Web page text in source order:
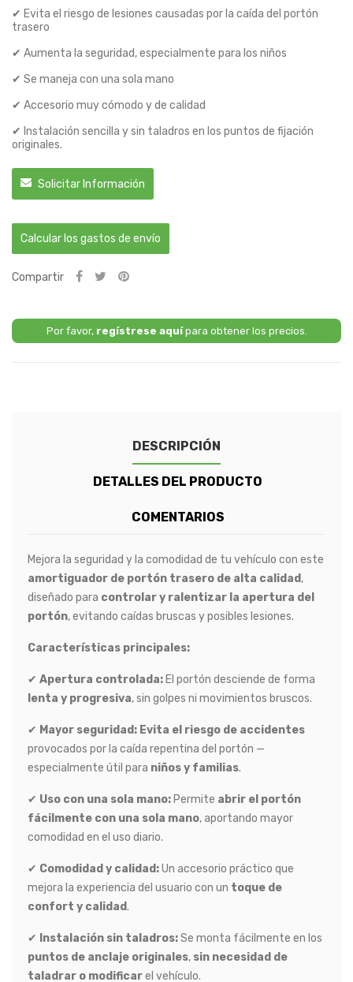
✔ Evita el riesgo de lesiones causadas por la caída del portón
trasero
✔ Aumenta la seguridad, especialmente para los niños
✔ Se maneja con una sola mano
✔ Accesorio muy cómodo y de calidad
✔ Instalación sencilla y sin taladros en los puntos de fijación
originales.
Solicitar Información
Calcular los gastos de envío
Compartir
Por favor, regístrese aquípara obtener los precios.
DESCRIPCIÓN
DETALLES DEL PRODUCTO
COMENTARIOS
Mejora la seguridad y la comodidad de tu vehículo con este
amortiguador de portón trasero de alta calidad ,
diseñado para controlar y ralentizar la apertura del
portón, evitando caídas bruscas y posibles lesiones.
Características principales:
✔ Apertura controlada: El portón desciende de forma
lenta y progresiva, sin golpes ni movimientos bruscos.
✔ Mayor seguridad: Evita el riesgo de accidentes
provocados por la caída repentina del portón —
especialmente útil para niños y familias.
✔ Uso con una sola mano: Permite abrir el portón
fácilmente con una sola mano, aportando mayor
comodidad en el uso diario.
✔ Comodidad y calidad:Un accesorio práctico que
mejora la experiencia del usuario con un toque de
confort y calidad.
✔ Instalación sin taladros:Se monta fácilmente en los
puntos de anclaje originales, sin necesidad de
taladrar o modificarel vehículo.